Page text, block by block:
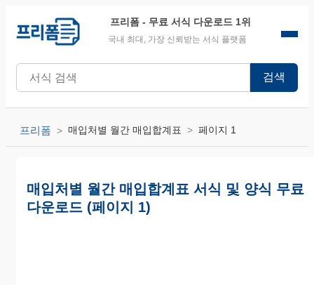
프리폼 - 무료 서식 다운로드 1위
국내 최대, 가장 신뢰받는 서식 플랫폼
검색
프리폼 매입처별 월간 매입합계표 페이지 1
매입처별 월간 매입합계표 서식 및 양식 무료
다운로드 (페이지 1)